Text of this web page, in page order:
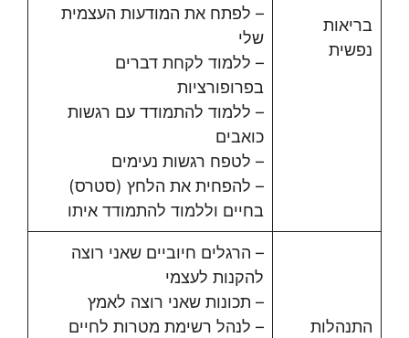
בריאות
נפשית
– לפתח את המודעות העצמית
שלי
– ללמוד לקחת דברים
בפרופורציות
– ללמוד להתמודד עם רגשות
כואבים
– לטפח רגשות נעימים
– להפחית את הלחץ (סטרס)
בחיים וללמוד להתמודד איתו
התנהלות
– הרגלים חיוביים שאני רוצה
להקנות לעצמי
– תכונות שאני רוצה לאמץ
– לנהל רשימת מטרות לחיים